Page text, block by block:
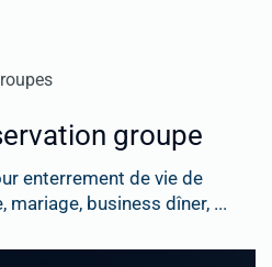
groupe
enterrement de vie de
mariage, business dîner, ...